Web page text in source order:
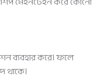
ব্যবহার করে। ফলে
থাকে।